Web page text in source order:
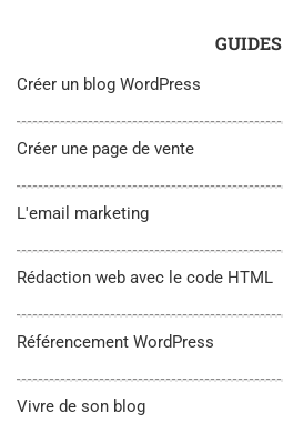
GUIDES
Créer un blog WordPress
Créer une page de vente
L'email marketing
Rédaction web avec le code HTML
Référencement WordPress
Vivre de son blog